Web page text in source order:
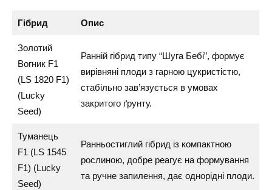
Гібрид Опис
Золотий
Вогник F1
(LS 1820 F1)
(Lucky
Seed)
Ранній гібрид типу “Шуга Бебі”, формує
вирівняні плоди з гарною цукристістю,
стабільно зав’язується в умовах
закритого ґрунту.
Туманець
F1 (LS 1545
F1) (Lucky
Seed)
Ранньостиглий гібрид із компактною
рослиною, добре реагує на формування
та ручне запилення, дає однорідні плоди.